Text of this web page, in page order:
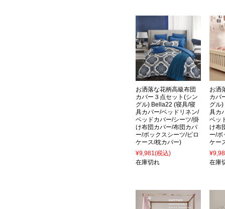
お洒落な花柄高級布団
カバー３点セット(シン
グル) Bella22 (寝具/寝
具カバー/ベッドリネン/
ベッドカバー/シーツ/掛
け布団カバー/布団カバ
ー/ボックスシーツ/ピロ
ケース/枕カバー)
¥9,981(税込)
在庫切れ
お洒
カバ
グル
具カ
ベッ
け布
ー/ボ
ケー
在庫